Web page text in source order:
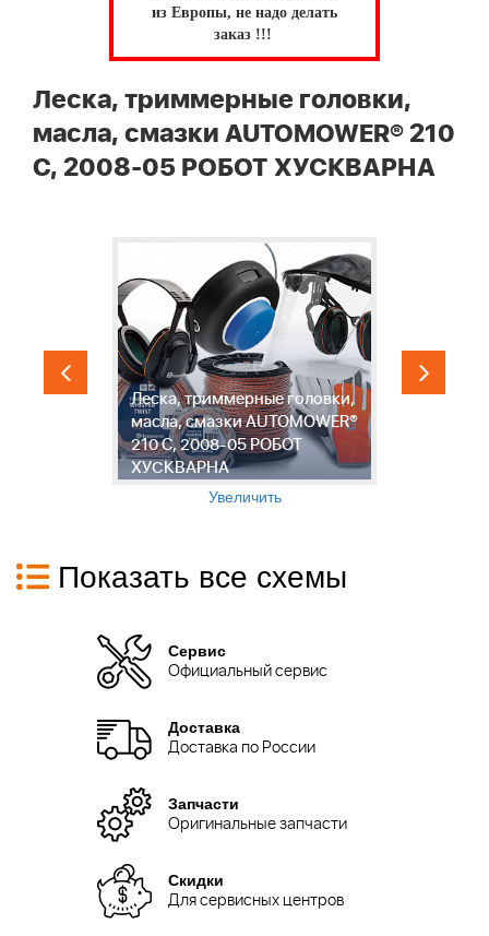
из Европы, не надо делать
заказ !!!
Леска, триммерные головки,
масла, смазки AUTOMOWER® 210
C, 2008-05 РОБОТ ХУСКВАРНА
Леска, триммерные головки,
масла, смазки AUTOMOWER®
210 C, 2008-05 РОБОТ
ХУСКВАРНА
Увеличить
Показать все схемы
Сервис
Официальный сервис
Доставка
Доставка по России
Запчасти
Оригинальные запчасти
Скидки
Для сервисных центров